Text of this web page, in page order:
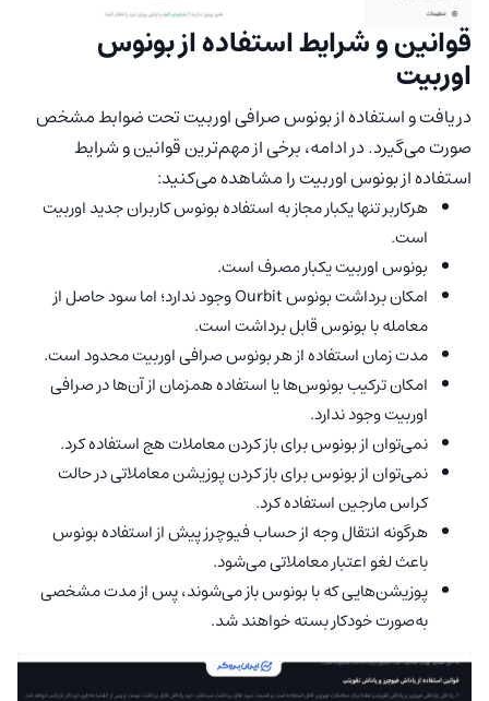
قوانین و شرایط استفاده از بونوس
اوربیت
دریافت و استفاده از بونوس صرافی اوربیت تحت ضوابط مشخص
صورت می‌گیرد. در ادامه، برخی از مهم‌ترین قوانین و شرایط
استفاده از بونوس اوربیت را مشاهده می‌کنید:
هرکاربر تنها یکبار مجاز به استفاده بونوس کاربران جدید اوربیت
است.
بونوس اوربیت یکبار مصرف است.
امکان برداشت بونوس Ourbit وجود ندارد؛ اما سود حاصل از
معامله با بونوس قابل برداشت است.
مدت زمان استفاده از هر بونوس صرافی اوربیت محدود است.
امکان ترکیب بونوس‌ها یا استفاده همزمان از آن‌ها در صرافی
اوربیت وجود ندارد.
نمی‌توان از بونوس برای باز کردن معاملات هج استفاده کرد.
نمی‌توان از بونوس برای باز کردن پوزیشن معاملاتی در حالت
کراس مارجین استفاده کرد.
هرگونه انتقال وجه از حساب فیوچرز پیش از استفاده بونوس
باعث لغو اعتبار معاملاتی می‌شود.
پوزیشن‌هایی که با بونوس باز می‌شوند، پس از مدت مشخصی
به‌صورت خودکار بسته خواهند شد.